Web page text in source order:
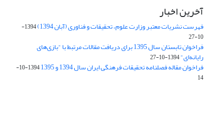
آخرین اخبار
فهرست نشریات معتبر وزارت علوم، تحقیقات و فناوری (آبان 1394)
1394-
10-27
فراخوان تابستان سال 1395 برای دریافت مقالات مرتبط با "بازی‌های
رایانه‌ای"1394-10-27
فراخوان مقاله فصلنامه تحقیقات فرهنگی ایران سال 1394 و 1395
1394-10-
14